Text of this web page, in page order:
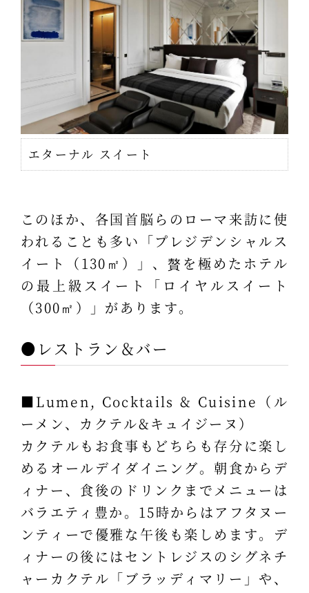
エターナル スイート
このほか、各国首脳らのローマ来訪に使
われることも多い「プレジデンシャルス
イート（130㎡）」、贅を極めたホテル
の最上級スイート「ロイヤルスイート
（300㎡）」があります。
●レストラン＆バー
■Lumen, Cocktails & Cuisine（ル
ーメン、カクテル&キュイジーヌ）
カクテルもお食事もどちらも存分に楽し
めるオールデイダイニング。朝食からデ
ィナー、食後のドリンクまでメニューは
バラエティ豊か。15時からはアフタヌー
ンティーで優雅な午後も楽しめます。デ
ィナーの後にはセントレジスのシグネチ
ャーカクテル「ブラッディマリー」や、